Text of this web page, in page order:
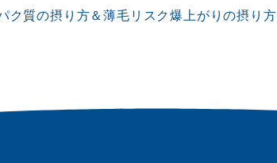
ク質の摂り方＆薄毛リスク爆上がりの摂り方